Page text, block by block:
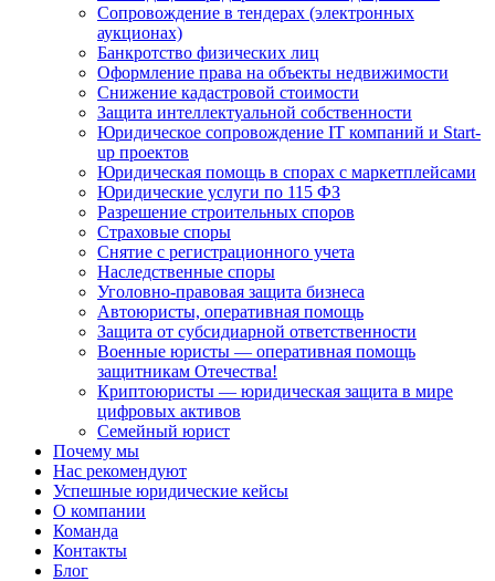
Сопровождение в тендерах (электронных
аукционах)
Банкротство физических лиц
Оформление права на объекты недвижимости
Снижение кадастровой стоимости
Защита интеллектуальной собственности
Юридическое сопровождение IT компаний и Start-
up проектов
Юридическая помощь в спорах с маркетплейсами
Юридические услуги по 115 ФЗ
Разрешение строительных споров
Страховые споры
Снятие с регистрационного учета
Наследственные споры
Уголовно-правовая защита бизнеса
Автоюристы, оперативная помощь
Защита от субсидиарной ответственности
Военные юристы — оперативная помощь
защитникам Отечества!
Криптоюристы — юридическая защита в мире
цифровых активов
Семейный юрист
Почему мы
Нас рекомендуют
Успешные юридические кейсы
О компании
Команда
Контакты
Блог